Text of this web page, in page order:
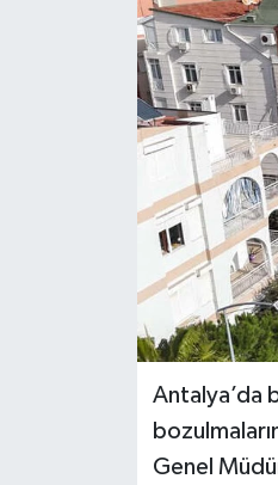
Antalya’da
Genel
Sağlık & Yaşam
Siyaset